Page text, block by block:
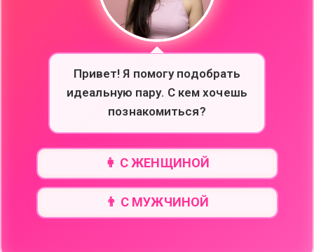
Привет! Я помогу подобрать
идеальную пару. С кем хочешь
познакомиться?
👩 С ЖЕНЩИНОЙ
👨 С МУЖЧИНОЙ